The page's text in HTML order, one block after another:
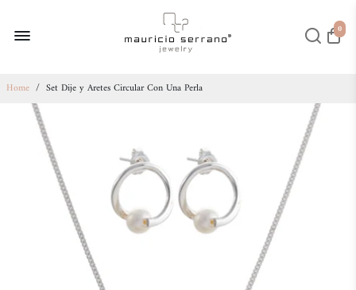
0
Home / Set Dije y Aretes Circular Con Una Perla